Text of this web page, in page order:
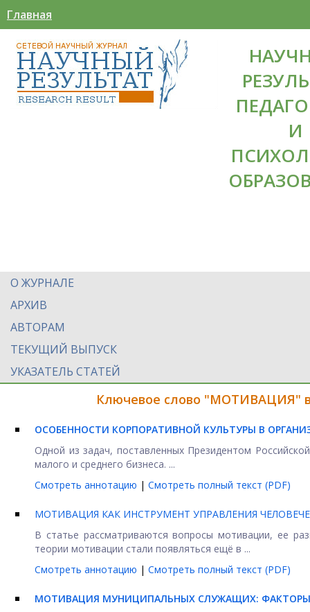
Главная
И
О ЖУРНАЛЕ
АРХИВ
АВТОРАМ
ТЕКУЩИЙ ВЫПУСК
УКАЗАТЕЛЬ СТАТЕЙ
Ключевое слово "МОТИВАЦИЯ"
ОСОБЕННОСТИ КОРПОРАТИВНОЙ КУЛЬТУРЫ В
Одной из задач, поставленных Президентом
малого и среднего бизнеса. ...
Смотреть аннотацию | Смотреть полный текст (PDF)
МОТИВАЦИЯ КАК ИНСТРУМЕНТ УПРАВЛЕНИЯ
В статье рассматриваются вопросы мотивации, ее
теории мотивации стали появляться ещё в ...
Смотреть аннотацию | Смотреть полный текст (PDF)
МОТИВАЦИЯ МУНИЦИПАЛЬНЫХ СЛУЖАЩИХ: